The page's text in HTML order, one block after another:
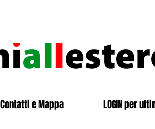
Contatti e Mappa LOGIN per